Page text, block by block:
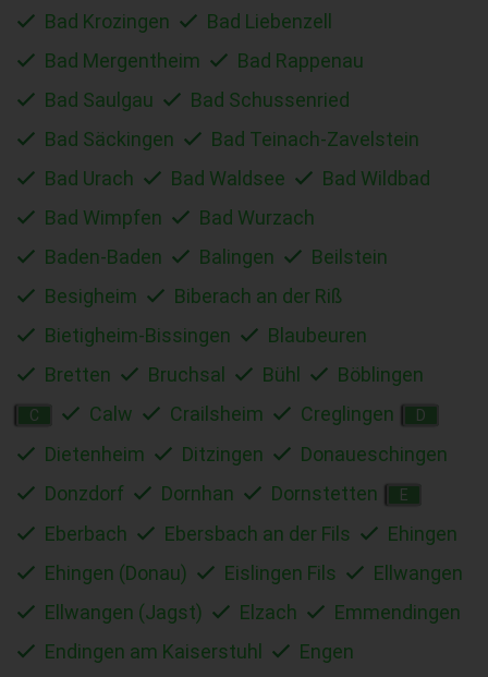
Bad Krozingen
Bad Liebenzell
Bad Mergentheim
Bad Rappenau
Bad Saulgau
Bad Schussenried
Bad Säckingen
Bad Teinach-Zavelstein
Bad Urach
Bad Waldsee
Bad Wildbad
Bad Wimpfen
Bad Wurzach
Baden-Baden
Balingen
Beilstein
Besigheim
Biberach an der Riß
Bietigheim-Bissingen
Blaubeuren
Bretten
Bruchsal Bühl Böblingen
C Calw Crailsheim Creglingen D
Dietenheim Ditzingen
Donaueschingen
Donzdorf
Dornhan Dornstetten E
Eberbach Ebersbach an der Fils
Ehingen
Ehingen (Donau)
Eislingen Fils
Ellwangen
Ellwangen (Jagst)
Elzach
Emmendingen
Endingen am Kaiserstuhl
Engen